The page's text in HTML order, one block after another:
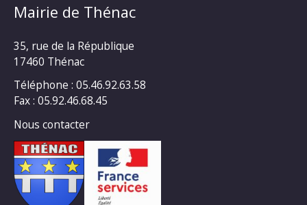
Mairie de Thénac
35, rue de la République
17460 Thénac
Téléphone : 05.46.92.63.58
Fax : 05.92.46.68.45
Nous contacter